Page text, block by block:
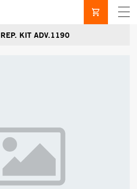
KIT ADV.1190